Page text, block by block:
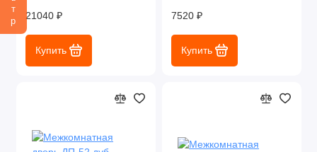
21040 ₽
Купить
7520 ₽
Купить